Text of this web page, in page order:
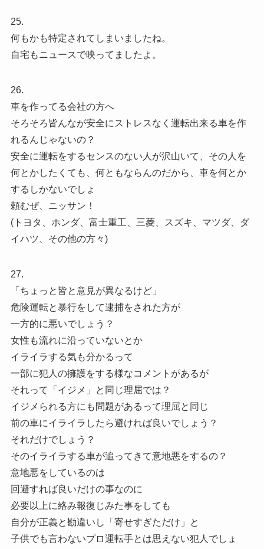
25.
何もかも特定されてしまいましたね。
自宅もニュースで映ってましたよ。
26.
車を作ってる会社の方へ
そろそろ皆んなが安全にストレスなく運転出来る車を作
れるんじゃないの？
安全に運転をするセンスのない人が沢山いて、その人を
何とかしたくても、何ともならんのだから、車を何とか
するしかないでしょ
頼むぜ、ニッサン！
(トヨタ、ホンダ、富士重工、三菱、スズキ、マツダ、ダ
イハツ、その他の方々)
27.
「ちょっと皆と意見が異なるけど」
危険運転と暴行をして逮捕をされた方が
一方的に悪いでしょう？
女性も流れに沿っていないとか
イライラする気も分かるって
一部に犯人の擁護をする様なコメントがあるが
それって「イジメ」と同じ理屈では？
イジメられる方にも問題があるって理屈と同じ
前の車にイライラしたら避ければ良いでしょう？
それだけでしょう？
そのイライラする車が追ってきて意地悪をするの？
意地悪をしているのは
回避すれば良いだけの事なのに
必要以上に絡み報復じみた事をしても
自分が正義と勘違いし「寄せすぎただけ」と
子供でも言わないプロ運転手とは思えない犯人でしょ